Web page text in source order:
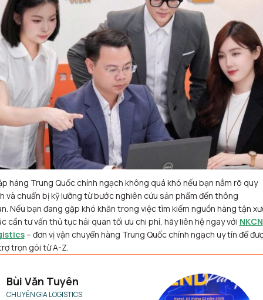
hàng Trung Quốc chính ngạch không quá khó nếu bạn nắm rõ quy
và chuẩn bị kỹ lưỡng từ bước nghiên cứu sản phẩm đến thông
Nếu bạn đang gặp khó khăn trong việc tìm kiếm nguồn hàng tận
cần tư vấn thủ tục hải quan tối ưu chi phí, hãy liên hệ ngay với NKCN
– đơn vị vận chuyển hàng Trung Quốc chính ngạch uy tín để
trọn gói từ A-Z.
Bùi Văn Tuyên
CHUYÊN GIA LOGISTICS